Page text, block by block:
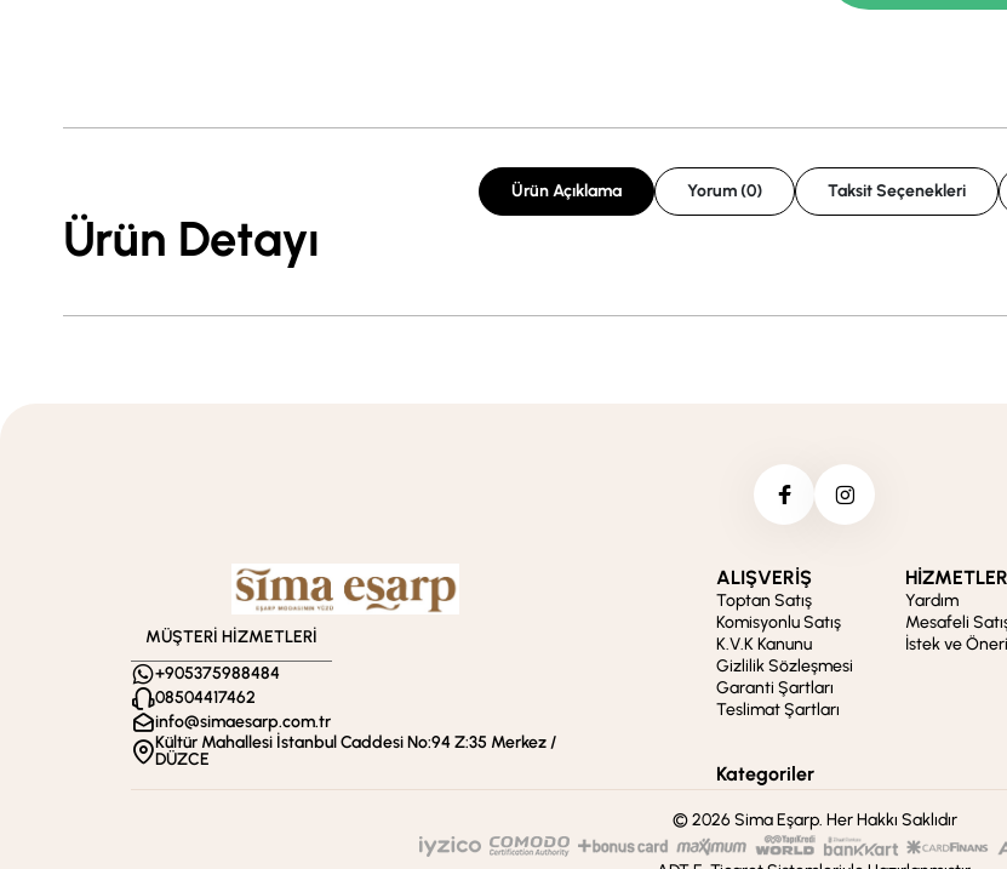
Ürün Açıklama Yorum (0) Taksit Seçenekleri
Ürün Detayı
MÜŞTERİ HİZMETLERİ
+905375988484
08504417462
info@simaesarp.com.tr
Kültür Mahallesi İstanbul Caddesi No:94 Z:35 Merkez /
DÜZCE
ALIŞVERİŞ
Toptan Satış
Komisyonlu Satış
K.V.K Kanunu
Gizlilik Sözleşmesi
Garanti Şartları
Teslimat Şartları
HİZMETLER
Yardım
Mesafeli
İstek ve
Kategoriler
© 2026 Sima Eşarp. Her Hakkı Saklıdır